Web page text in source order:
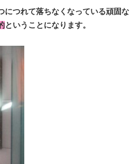
につれて落ちなくなっている頑固な
ということになります。